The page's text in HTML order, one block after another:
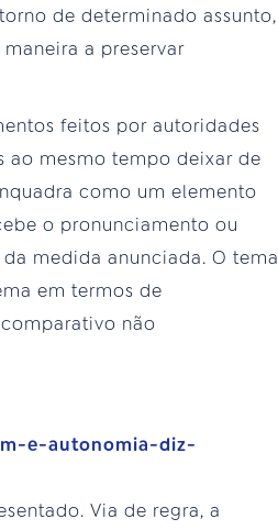
de determinado assunto,
a preservar
feitos por autoridades
ao mesmo tempo deixar de
como um elemento
o pronunciamento ou
medida anunciada. O tema
em termos de
não
e-autonomia-diz-
Via de regra, a